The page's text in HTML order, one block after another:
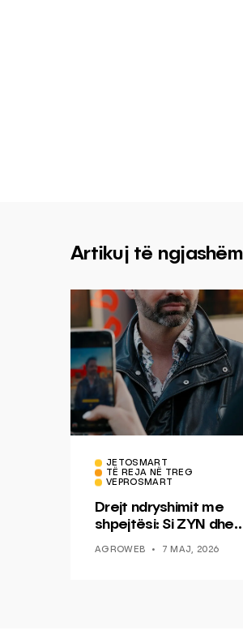
Artikuj të ngjashëm
JETOSMART
TË REJA NË TREG
VEPROSMART
Drejt ndryshimit me
shpejtësi: Si ZYN dhe
epokë të re pa tym
AGROWEB 7 MAJ, 2026